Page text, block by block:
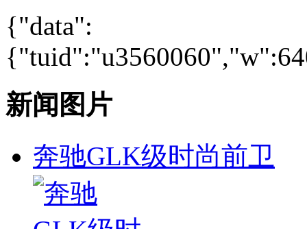
{"data":
新闻图片
奔驰GLK级时尚前卫